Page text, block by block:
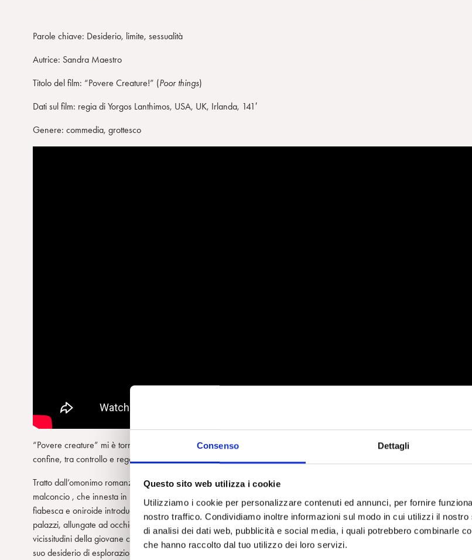
Consenso Dettagli
Questo sito web utilizza i cookie
Utilizziamo i cookie per personalizzare contenuti ed annunci, per fornire
nostro traffico. Condividiamo inoltre informazioni sul modo in cui utilizzi il
di analisi dei dati web, pubblicità e social media, i quali potrebbero combinarle
che hanno raccolto dal tuo utilizzo dei loro servizi.
Parole chiave: Desiderio, limite, sessualità
Autrice: Sandra Maestro
Titolo del film: “Povere Creature!” (Poor things)
Dati sul film: regia di Yorgos Lanthimos, USA, UK, Irlanda, 141′
Genere: commedia, grottesco
“Povere creature” mi è tornato in mente durante una seduta, mentre trattavamo con una paziente temi relativi alla
confine, tra controllo e regolazione, tra impulso e desiderio .
Tratto dall’omonimo romanzo di Alasdair Gray, il film narra l’estroso esperimento di un famoso chirurgo, ormai vecchio e
malconcio , che innesta in una giovane donna morta suicida, il cervello del feto che ha in grembo, resuscitandola. Una
fiabesca e oniroide introduce lo spettatore in paesaggi caratterizzati da prospettive da grandangolare, con immagini di
palazzi, allungate ad occhio di pesce, con sfondi in bianco e nero alternati a colori vividi e tinte accese. Al centro della
vicissitudini della giovane creatura, Belle, allevata con amore paterno e iper-protettivo dal suo creatore, ma poi lasciata
suo desiderio di esplorazione e conoscenza del mondo. Il mix di grottesco ed ironia rende la visione del film molto